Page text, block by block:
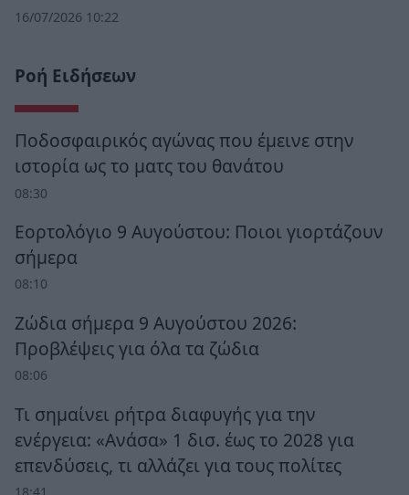
16/07/2026 10:22
Ροή Ειδήσεων
Ποδοσφαιρικός αγώνας που έμεινε στην
ιστορία ως το ματς του θανάτου
08:30
Εορτολόγιο 9 Αυγούστου: Ποιοι γιορτάζουν
σήμερα
08:10
Ζώδια σήμερα 9 Αυγούστου 2026:
Προβλέψεις για όλα τα ζώδια
08:06
Τι σημαίνει ρήτρα διαφυγής για την
ενέργεια: «Ανάσα» 1 δισ. έως το 2028 για
επενδύσεις, τι αλλάζει για τους πολίτες